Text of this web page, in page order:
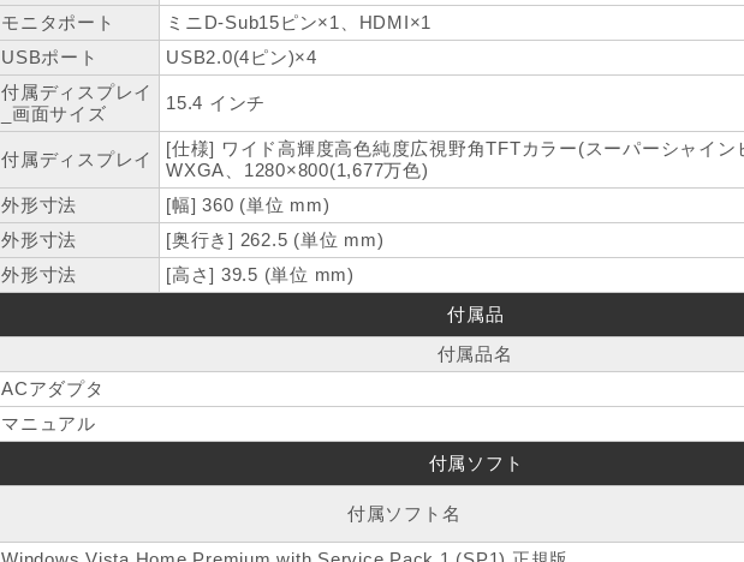
モニタポート
ミニD-Sub15ピン×1、HDMI×1
USBポート
USB2.0(4ピン)×4
付属ディスプレイ
_画面サイズ
15.4 インチ
付属ディスプレイ
[仕様] ワイド高輝度高色純度広視野角TFTカラー(スーパーシャイン
WXGA、1280×800(1,677万色)
外形寸法
[幅] 360 (単位 mm)
外形寸法
[奥行き] 262.5 (単位 mm)
外形寸法
[高さ] 39.5 (単位 mm)
付属品
付属品名
ACアダプタ
マニュアル
付属ソフト
付属ソフト名